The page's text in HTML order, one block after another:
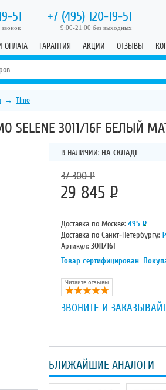
51 +7 (495) 120-19-51
звонок 9:00-21:00 без выходных
ОПЛАТА ГАРАНТИЯ АКЦИИ ОТЗЫВЫ
→ Timo
3011/16F БЕЛЫЙ
В НАЛИЧИИ: НА СКЛАДЕ
37 300Р
29 845 Р
Доставка по Москве: 495 Р
Доставка по Санкт-Петербургу:
Артикул: 3011/16F
Товар сертифицирован.
Читайте отзывы
ЗВОНИТЕ И
БЛИЖАЙШИЕ АНАЛОГИ